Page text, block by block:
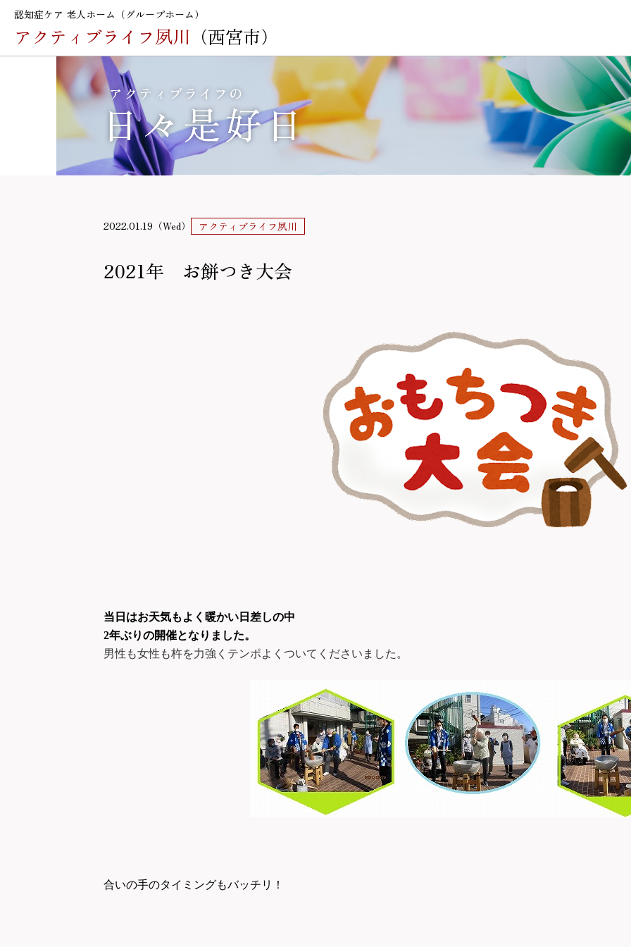
認知症ケア 老人ホーム（グループホーム）
アクティブライフ夙川 （西宮市）
2022.01.19（Wed） アクティブライフ夙川
2021年 お餅つき大会
当日はお天気もよく暖かい日差しの中
2年ぶりの開催となりました。
男性も女性も杵を力強くテンポよくついてくださいました。
合いの手のタイミングもバッチリ！